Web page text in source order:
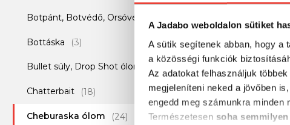
A Jadabo weboldalon sütiket
A sütik segítenek abban, hogy a
a közösségi funkciók
Az adatokat felhasználjuk
megjeleníteni neked a jövőben
engedd meg számunkra minden
Természetesen soha
Botpánt, Botvédő, Orsóvédő
Bottáska (3)
Bullet súly, Drop Shot ólom (7)
Chatterbait (18)
Cheburaska ólom (24)